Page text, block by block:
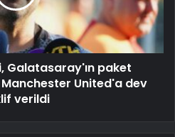
Galatasaray'ın paket
Manchester United'a dev
verildi